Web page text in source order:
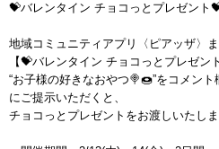
💝バレンタイン チョコっとプレゼント
地域コミュニティアプリ〈ピアッザ〉
【💝バレンタイン チョコっとプレゼン
“お子様の好きなおやつ🍭🍩”をコメン
にご提示いただくと、
チョコっとプレゼントをお渡しいたし